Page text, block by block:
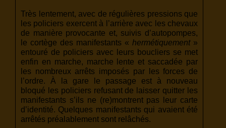
Très lentement, avec de régulières pressions que
les policiers exercent à l’arrière avec les chevaux
de manière provocante et, suivis d’autopompes,
le cortège des manifestants « hermétiquement»
entouré de policiers avec leurs boucliers se met
enfin en marche, marche lente et saccadée par
les nombreux arrêts imposés par les forces de
l’ordre. À la gare le passage est à nouveau
bloqué les policiers refusant de laisser quitter les
manifestants s’ils ne (re)montrent pas leur carte
d’identité. Quelques manifestants qui avaient été
arrêtés préalablement sont relâchés.